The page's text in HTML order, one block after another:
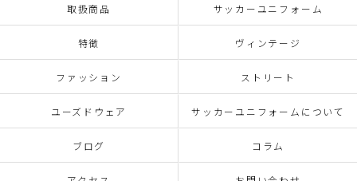
取扱商品 サッカーユニフォーム
特徴 ヴィンテージ
ファッション ストリート
ユーズドウェア サッカーユニフォームについて
ブログ コラム